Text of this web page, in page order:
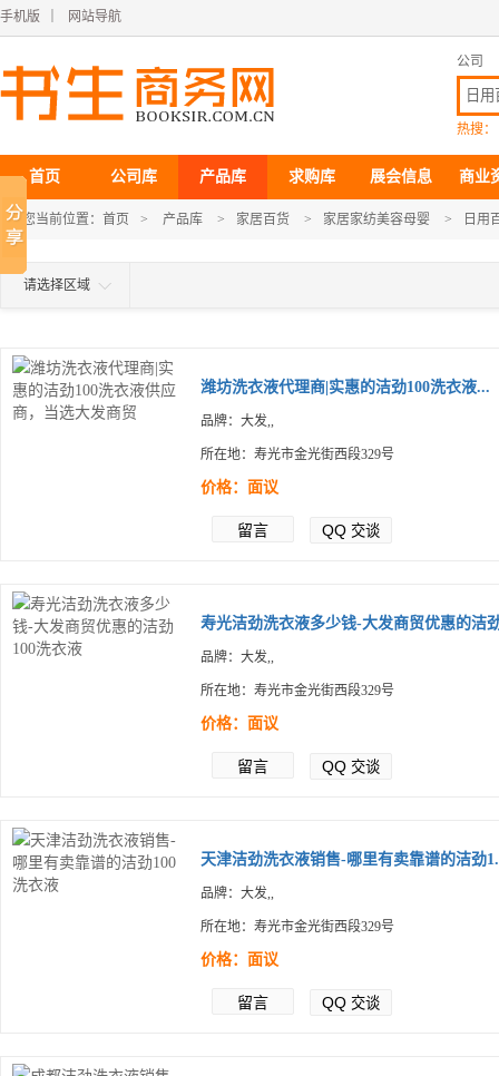
手机版 网站导航
公司
热搜：
首页 公司库 产品库 求购库 展会信息 商业
您当前位置： 首页 > 产品库 > 家居百货 > 家居家纺美容母婴 > 日用
请选择区域
潍坊洗衣液代理商|实惠的洁劲100洗衣液...
品牌：大发,,
所在地：寿光市金光街西段329号
价格：面议
留言 QQ 交谈
寿光洁劲洗衣液多少钱-大发商贸优惠的洁
品牌：大发,,
所在地：寿光市金光街西段329号
价格：面议
留言 QQ 交谈
天津洁劲洗衣液销售-哪里有卖靠谱的洁劲
品牌：大发,,
所在地：寿光市金光街西段329号
价格：面议
留言 QQ 交谈